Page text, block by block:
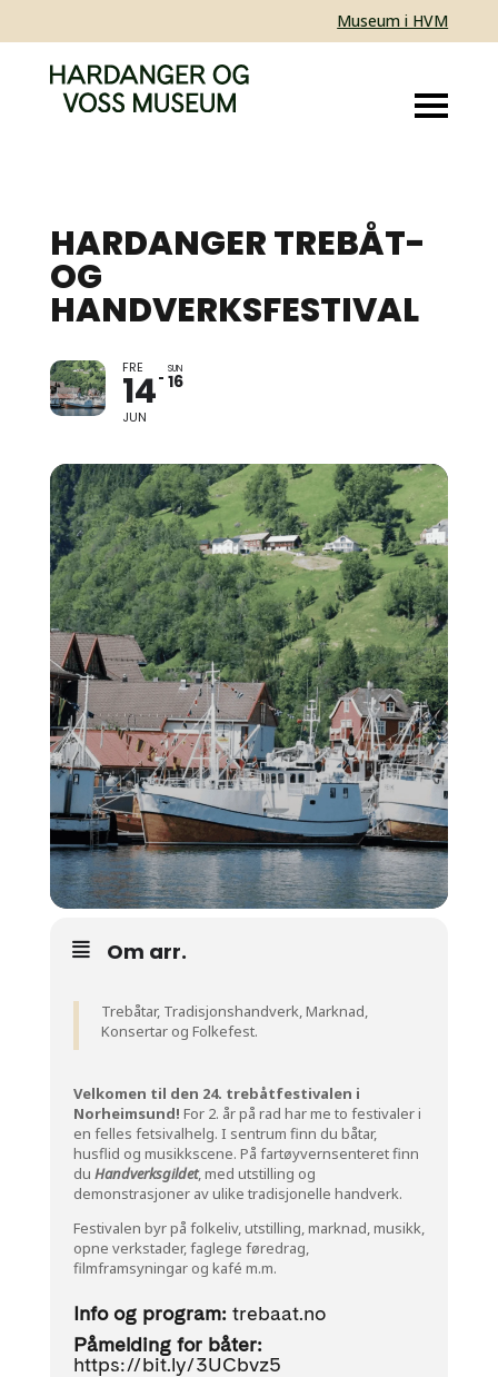
Museum i HVM
HARDANGER TREBÅT-
OG
HANDVERKSFESTIVAL
FRE
14
JUN
SUN
16
Om arr.
Trebåtar, Tradisjonshandverk, Marknad,
Konsertar og Folkefest.
Velkomen til den 24. trebåtfestivalen i
Norheimsund! For 2. år på rad har me to festivaler i
en felles fetsivalhelg. I sentrum finn du båtar,
husflid og musikkscene. På fartøyvernsenteret finn
du Handverksgildet, med utstilling og
demonstrasjoner av ulike tradisjonelle handverk.
Festivalen byr på folkeliv, utstilling, marknad, musikk,
opne verkstader, faglege føredrag,
filmframsyningar og kafé m.m.
Info og program:trebaat.no
Påmelding for båter:
https://bit.ly/3UCbvz5